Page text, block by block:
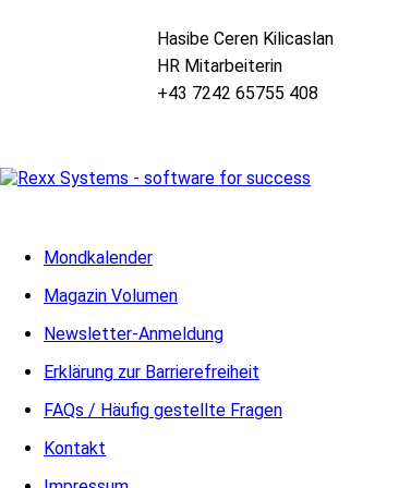
Hasibe Ceren Kilicaslan
HR Mitarbeiterin
+43 7242 65755 408
Mondkalender
Magazin Volumen
Newsletter-Anmeldung
Erklärung zur Barrierefreiheit
FAQs / Häufig gestellte Fragen
Kontakt